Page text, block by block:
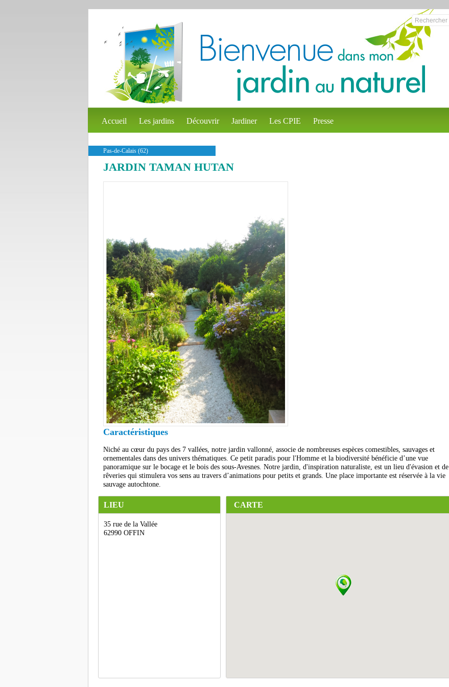
Accueil Les jardins Découvrir Jardiner Les CPIE Presse
Pas-de-Calais (62)
JARDIN TAMAN HUTAN
Caractéristiques
Niché au cœur du pays des 7 vallées, notre jardin vallonné, associe de nombreuses espèces comestibles, sauvages et
ornementales dans des univers thématiques. Ce petit paradis pour l'Homme et la biodiversité bénéficie d’une vue
panoramique sur le bocage et le bois des sous-Avesnes. Notre jardin, d'inspiration naturaliste, est un lieu d'évasion et de
rêveries qui stimulera vos sens au travers d’animations pour petits et grands. Une place importante est réservée à la vie
sauvage autochtone.
LIEU
35 rue de la Vallée
62990 OFFIN
CARTE